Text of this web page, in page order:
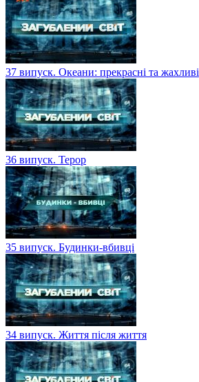
37 випуск. Океани: прекрасні та жахливі
36 випуск. Терор
35 випуск. Будинки-вбивці
34 випуск. Життя після життя